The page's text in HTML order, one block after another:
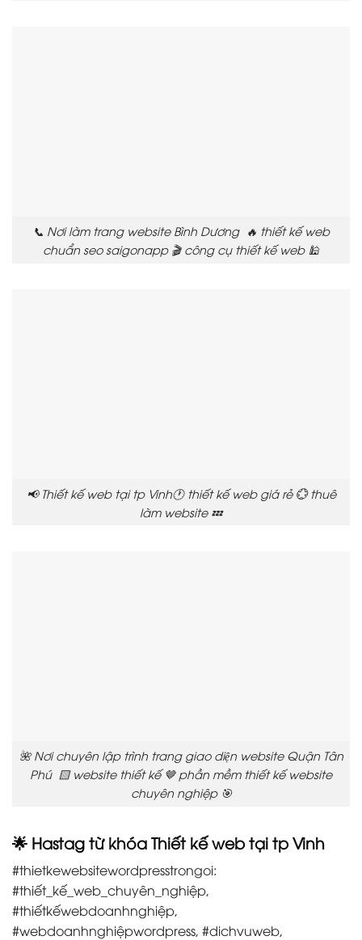
📞 Nơi làm trang website Bình Dương 🔥 thiết kế web
chuẩn seo saigonapp 🎬 công cụ thiết kế web 🕌
📢 Thiết kế web tại tp Vinh🕐 thiết kế web giá rẻ 💮 thuê
làm website 💤
🌺 Nơi chuyên lập trình trang giao diện website Quận Tân
Phú 🟨 website thiết kế 🤎 phần mềm thiết kế website
chuyên nghiệp 🎯
🌟 Hastag từ khóa Thiết kế web tại tp Vinh
#thietkewebsitewordpresstrongoi:
#thiết_kế_web_chuyên_nghiệp,
#thiếtkếwebdoanhnghiệp,
#webdoanhnghiệpwordpress, #dichvuweb,